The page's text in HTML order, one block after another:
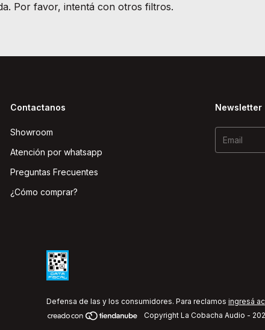
Por favor, intentá con otros filtros.
Contactanos
Showroom
Atención por whatsapp
Preguntas Frecuentes
¿Cómo comprar?
Newsletter
Defensa de las y los consumidores. Para reclamos ingresá
Copyright La Cobacha Audio -